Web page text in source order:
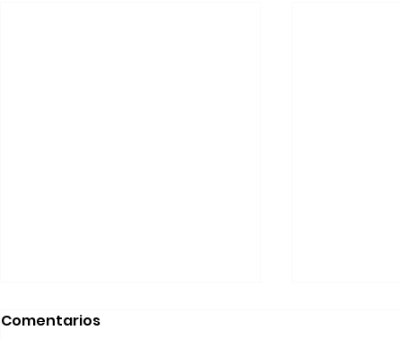
Realizará Escena en
Comentarios